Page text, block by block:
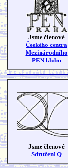
Jsme členové
Českého centra
Mezinárodního
PEN klubu
Jsme členové
Sdružení Q